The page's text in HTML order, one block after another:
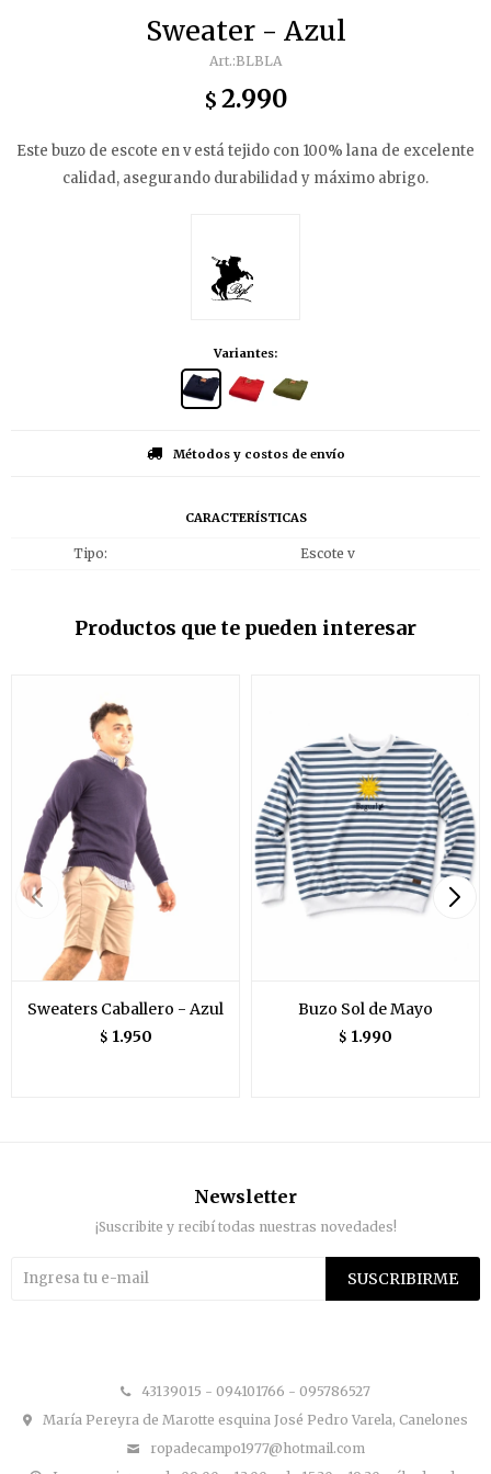
Sweater - Azul
BLBLA
$ 2.990
Este buzo de escote en v está tejido con 100% lana de excelente
calidad, asegurando durabilidad y máximo abrigo.
Variantes:
Métodos y costos de envío
CARACTERÍSTICAS
Tipo Escote v
Productos que te pueden interesar
Sweaters Caballero - Azul
$ 1.950
Buzo Sol de Mayo
$ 1.990
43139015 - 094101766 - 095786527
María Pereyra de Marotte esquina José Pedro Varela, Canelones
ropadecampo1977@hotmail.com
Newsletter
¡Suscribite y recibí todas nuestras novedades!
SUSCRIBIRME